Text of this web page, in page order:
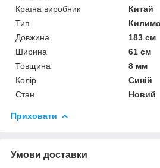
Країна виробник
Китай
Тип
Довжина
183 см
Ширина
61 см
Товщина
8 мм
Колір
Синій
Стан
Новий
Приховати
Умови доставки